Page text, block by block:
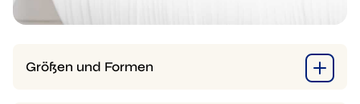
Größen und Formen